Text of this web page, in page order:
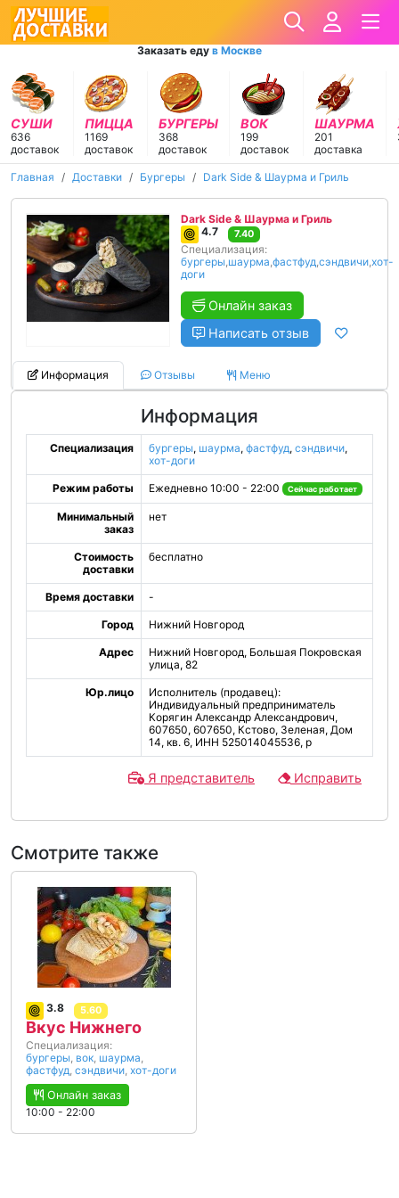
Заказать еду в Москве
СУШИ
636
доставок
ПИЦЦА
1169
доставок
БУРГЕРЫ
368
доставок
ВОК
199
доставок
ШАУРМА
201
доставка
Главная Доставки Бургеры Dark Side & Шаурма и Гриль
Dark Side & Шаурма и Гриль
4.7
7.40
Специализация:
бургеры,шаурма,фастфуд,сэндвичи,хот-
доги
Онлайн заказ
Написать отзыв
Информация Отзывы Меню
Информация
Специализация бургеры, шаурма, фастфуд, сэндвичи,
хот-доги
Режим работы Ежедневно 10:00 - 22:00 Сейчас работает
Минимальный
заказ
нет
Стоимость
доставки
бесплатно
Время доставки -
Город Нижний Новгород
Адрес
Нижний Новгород, Большая Покровская
улица, 82
Юр.лицо
Исполнитель (продавец):
Индивидуальный предприниматель
Корягин Александр Александрович,
607650, 607650, Кстово, Зеленая, Дом
14, кв. 6, ИНН 525014045536, р
Исправить
Я представитель
Смотрите также
3.8 5.60
Вкус Нижнего
Специализация:
бургеры, вок, шаурма,
фастфуд, сэндвичи, хот-доги
Онлайн заказ
10:00 - 22:00